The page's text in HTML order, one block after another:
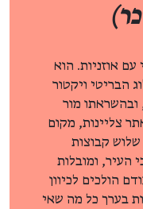
עם אוזניות. הוא
הבריטי ויקטור
ובהשראתו מור
צליינות, מקום
קבוצות
העיר, ומובלות
הולכים לכיוון
בערך כל מה שאי